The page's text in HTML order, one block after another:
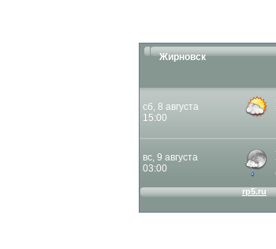
Жирновск